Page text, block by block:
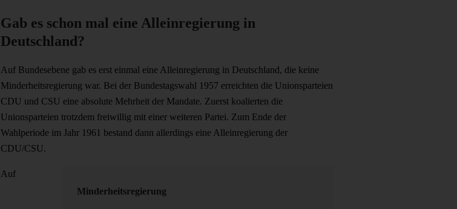
Gab es schon mal eine Alleinregierung in
Deutschland?
Auf Bundesebene gab es erst einmal eine Alleinregierung in Deutschland, die keine
Minderheitsregierung war. Bei der Bundestagswahl 1957 erreichten die Unionsparteien
CDU und CSU eine absolute Mehrheit der Mandate. Zuerst koalierten die
Unionsparteien trotzdem freiwillig mit einer weiteren Partei. Zum Ende der
Wahlperiode im Jahr 1961 bestand dann allerdings eine Alleinregierung der
CDU/CSU.
Minderheitsregierung
Auf